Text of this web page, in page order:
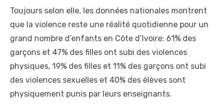
Toujours selon elle, les données nationales montrent
que la violence reste une réalité quotidienne pour un
grand nombre d’enfants en Côte d’Ivoire: 61% des
garçons et 47% des filles ont subi des violences
physiques, 19% des filles et 11% des garçons ont subi
des violences sexuelles et 40% des élèves sont
physiquement punis par leurs enseignants.